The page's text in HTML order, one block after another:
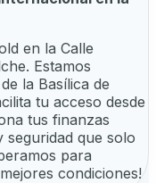
en la Calle
Estamos
la Basílica de
tu acceso desde
tus finanzas
seguridad que solo
para
condiciones!